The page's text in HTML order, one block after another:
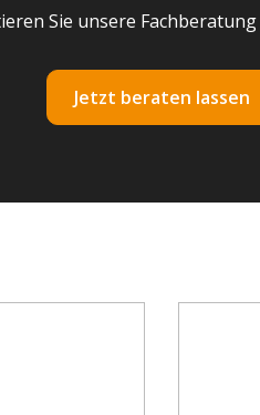
Sie unsere
Jetzt beraten lassen